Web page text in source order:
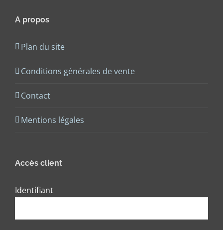
A propos
Plan du site
Conditions générales de vente
Contact
Mentions légales
Accès client
Identifiant